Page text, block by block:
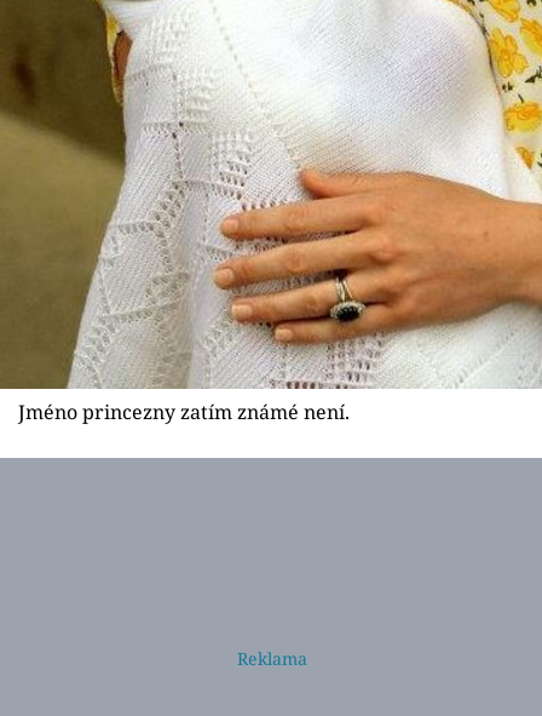
Jméno princezny zatím známé není.